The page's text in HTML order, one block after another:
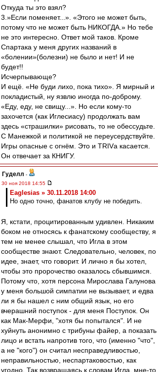
Откуда ты это взял?
3.»Если поменяет...». «Этого не может быть,
потому что не может быть НИКОГДА.» Но тебе
не это интересно. Ответ мой таков. Кроме
Спартака у меня других названий в
«болении»(болезни) не было и нет! И не
будет!!
Исчерпывающе?
И ещё. «Не буди лихо, пока тихо». Я мирный и
покладистый, ну язвлю иногда по-доброму.
«Еду, еду, не свищу...». Но если кому-то
захочется (как Иглесиасу) продолжать вам
здесь «страшилки» рисовать, то не обессудьте.
С Манежкой и политикой не переусердствуйте.
Игры опасные с огнём. Это и TRIVа касается.
Он отвечает за КНИГУ.
Гуделл -
30 ноя 2018 14:55
Eaglesias » 30.11.2018 14:00
Но одно точно, фанатов клубу не победить.
Я, кстати, процитированным удивлен. Никаким
боком не относясь к фанатскому сообществу, я
тем не менее слышал, что Игла в этом
сообществе знают. Следовательно, человек, по
идее, знает, что говорит. И лично я бы хотел,
чтобы это пророчество оказалось сбывшимся.
Потому что, хотя персона Мирослава Галунова
у меня большой симпатии не вызывает, и едва
ли я бы нашел с ним общий язык, но его
вчерашний поступок - для меня Поступок. Он
как Мак-Мерфи, "хотя бы попытался". И не
хуйнуть анонимно с трибуны файер, а показать
лицо и встать напротив того, что (именно "что",
а не "кого") он считал несправедливостью,
неправильностью, неспартаковостью, как
угодно. Так возвращаясь к словам Игла, мне-то